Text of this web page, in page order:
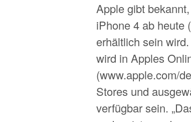
Apple gibt
iPhone 4 ab heute
erhältlich sein
wird in Apples
(www.apple.com/
Stores und
verfügbar sein.